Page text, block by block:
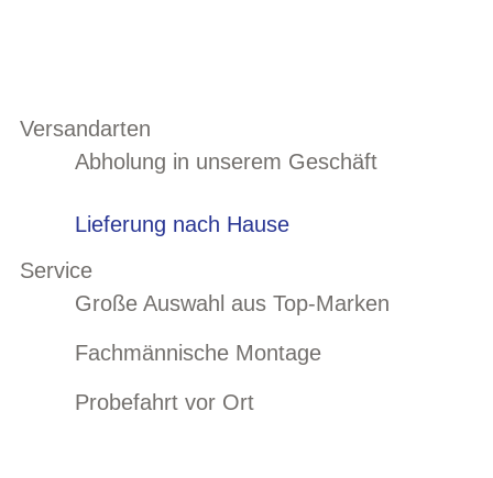
Versandarten
Abholung in unserem Geschäft
Lieferung nach Hause
Service
Große Auswahl aus Top-Marken
Fachmännische Montage
Probefahrt vor Ort